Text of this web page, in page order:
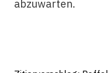
abzuwarten.